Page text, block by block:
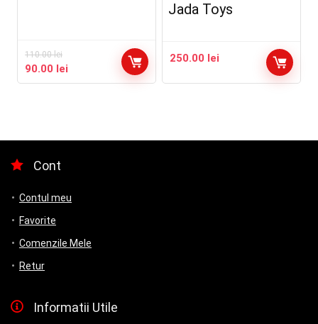
110.00lei
Prețul
inițial
90.00 lei
curent
Jada Toys
250.00 lei
Cont
Contul meu
Favorite
Comenzile Mele
Retur
Informatii Utile